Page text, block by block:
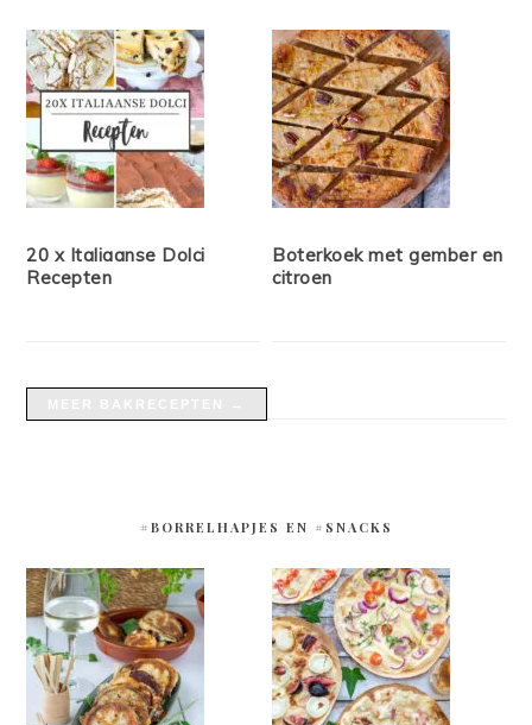
20 x Italiaanse Dolci
Recepten
Boterkoek met gember en
citroen
#BORRELHAPJES EN #SNACKS